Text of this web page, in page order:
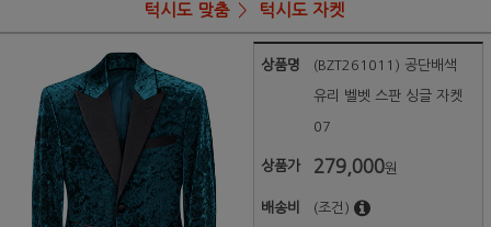
턱시도 맞춤 턱시도 자켓
상품명 (BZT261011) 공단배색
유리 벨벳 스판 싱글 자켓
07
상품가 279,000원
배송비 (조건)